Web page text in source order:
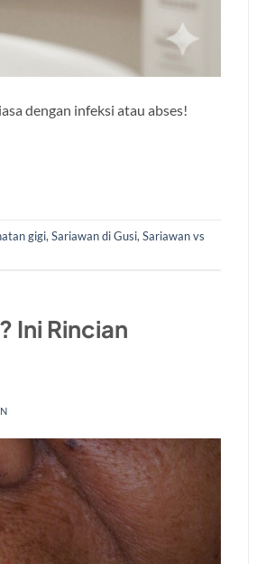
dengan infeksi atau abses!
gigi, Sariawan di Gusi, Sariawan vs
Ini Rincian